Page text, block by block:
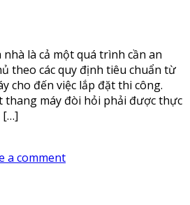
là cả một quá trình cần an
theo các quy định tiêu chuẩn từ
cho đến việc lắp đặt thi công.
thang máy đòi hỏi phải được thực
[…]
a comment